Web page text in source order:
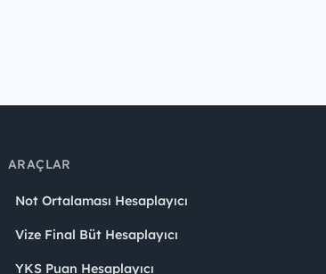
ARAÇLAR
Not Ortalaması Hesaplayıcı
Vize Final Büt Hesaplayıcı
YKS Puan Hesaplayıcı